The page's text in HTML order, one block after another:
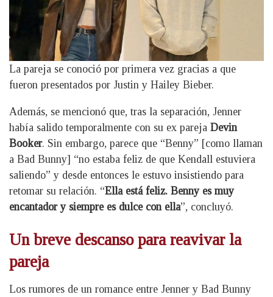
La pareja se conoció por primera vez gracias a que
fueron presentados por Justin y Hailey Bieber.
Además, se mencionó que, tras la separación, Jenner
había salido temporalmente con su ex pareja Devin
Booker. Sin embargo, parece que “Benny” [como llaman
a Bad Bunny] “no estaba feliz de que Kendall estuviera
saliendo” y desde entonces le estuvo insistiendo para
retomar su relación. “Ella está feliz. Benny es muy
encantador y siempre es dulce con ella”, concluyó.
Un breve descanso para reavivar la
pareja
Los rumores de un romance entre Jenner y Bad Bunny